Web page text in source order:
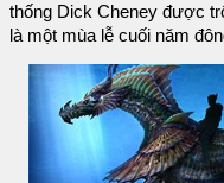
thống Dick Cheney được
là một mùa lễ cuối năm